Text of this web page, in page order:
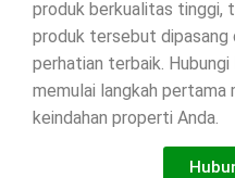
produk berkualitas tinggi,
produk tersebut dipasang
perhatian terbaik.
memulai langkah pertama
keindahan properti Anda.